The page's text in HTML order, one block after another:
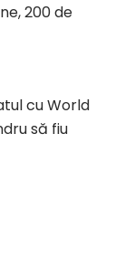
200 de
cu World
să fiu